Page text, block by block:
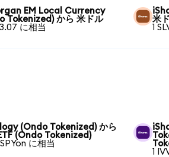
EM Local Currency
Tokenized) から 米ドル
に相当
米
1
(Ondo Tokenized) から
(Ondo Tokenized)
SPYon に相当
1